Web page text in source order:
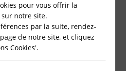
pour vous offrir la
notre site.
par la suite, rendez-
de notre site, et cliquez
Cookies'.